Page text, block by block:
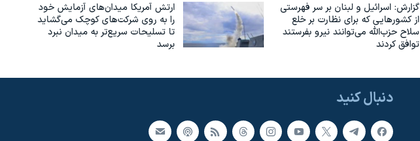
گزارش‌: اسرائيل و لبنان بر سر فهرستی
از کشورهایی که برای نظارت بر خلع
سلاح حزب‌الله می‌توانند نیرو بفرستند
توافق کردند
ارتش آمریکا میدان‌های آزمایش خود
را به روی شرکت‌های کوچک می‌گشاید
تا تسلیحات سریع‌تر به میدان نبرد
برسد
دنبال کنید